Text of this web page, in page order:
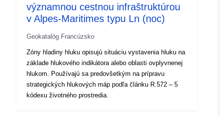
významnou cestnou infraštruktúrou
v Alpes-Maritimes typu Ln (noc)
Geokatalóg Francúzsko
Zóny hladiny hluku opisujú situáciu vystavenia hluku na
základe hlukového indikátora alebo oblasti ovplyvnenej
hlukom. Používajú sa predovšetkým na prípravu
strategických hlukových máp podľa článku R.572 – 5
kódexu životného prostredia.